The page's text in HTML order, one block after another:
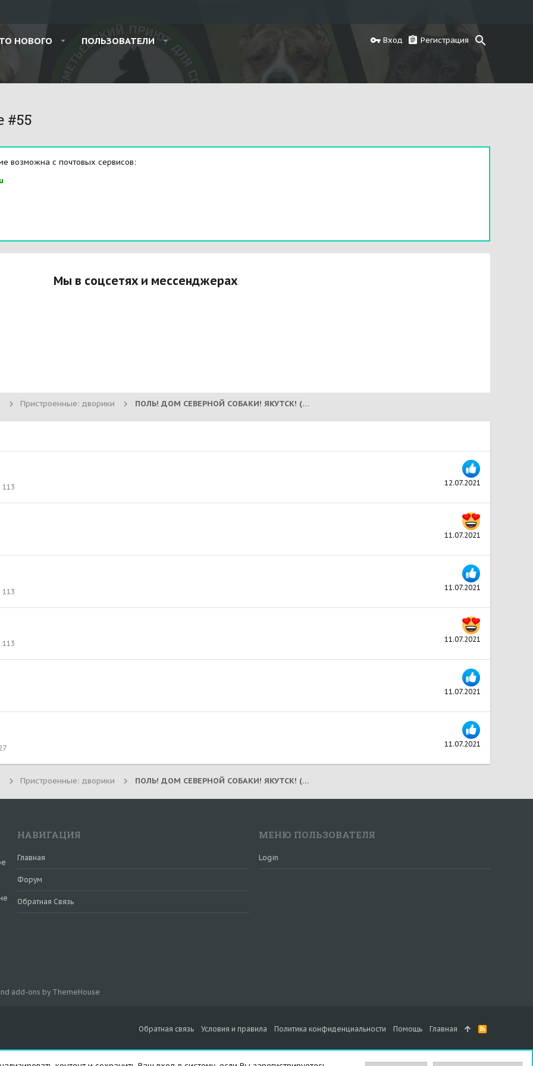
НОВОГО ПОЛЬЗОВАТЕЛИ Вход Регистрация
#55
возможна с почтовых сервисов:
Мы в соцсетях и мессенджерах
Пристроенные: дворики ПОЛЬ! ДОМ СЕВЕРНОЙ СОБАКИ! ЯКУТСК! (2021) В ГОЛЛАНДИИ!
12.07.2021
113
11.07.2021
11.07.2021
113
11.07.2021
113
11.07.2021
11.07.2021
Пристроенные: дворики ПОЛЬ! ДОМ СЕВЕРНОЙ СОБАКИ! ЯКУТСК! (2021) В ГОЛЛАНДИИ!
НАВИГАЦИЯ
Главная
Форум
Обратная Связь
МЕНЮ ПОЛЬЗОВАТЕЛЯ
Login
Обратная связь Условия и правила Политика конфиденциальности Помощь Главная
R
S
add-ons by ThemeHouse